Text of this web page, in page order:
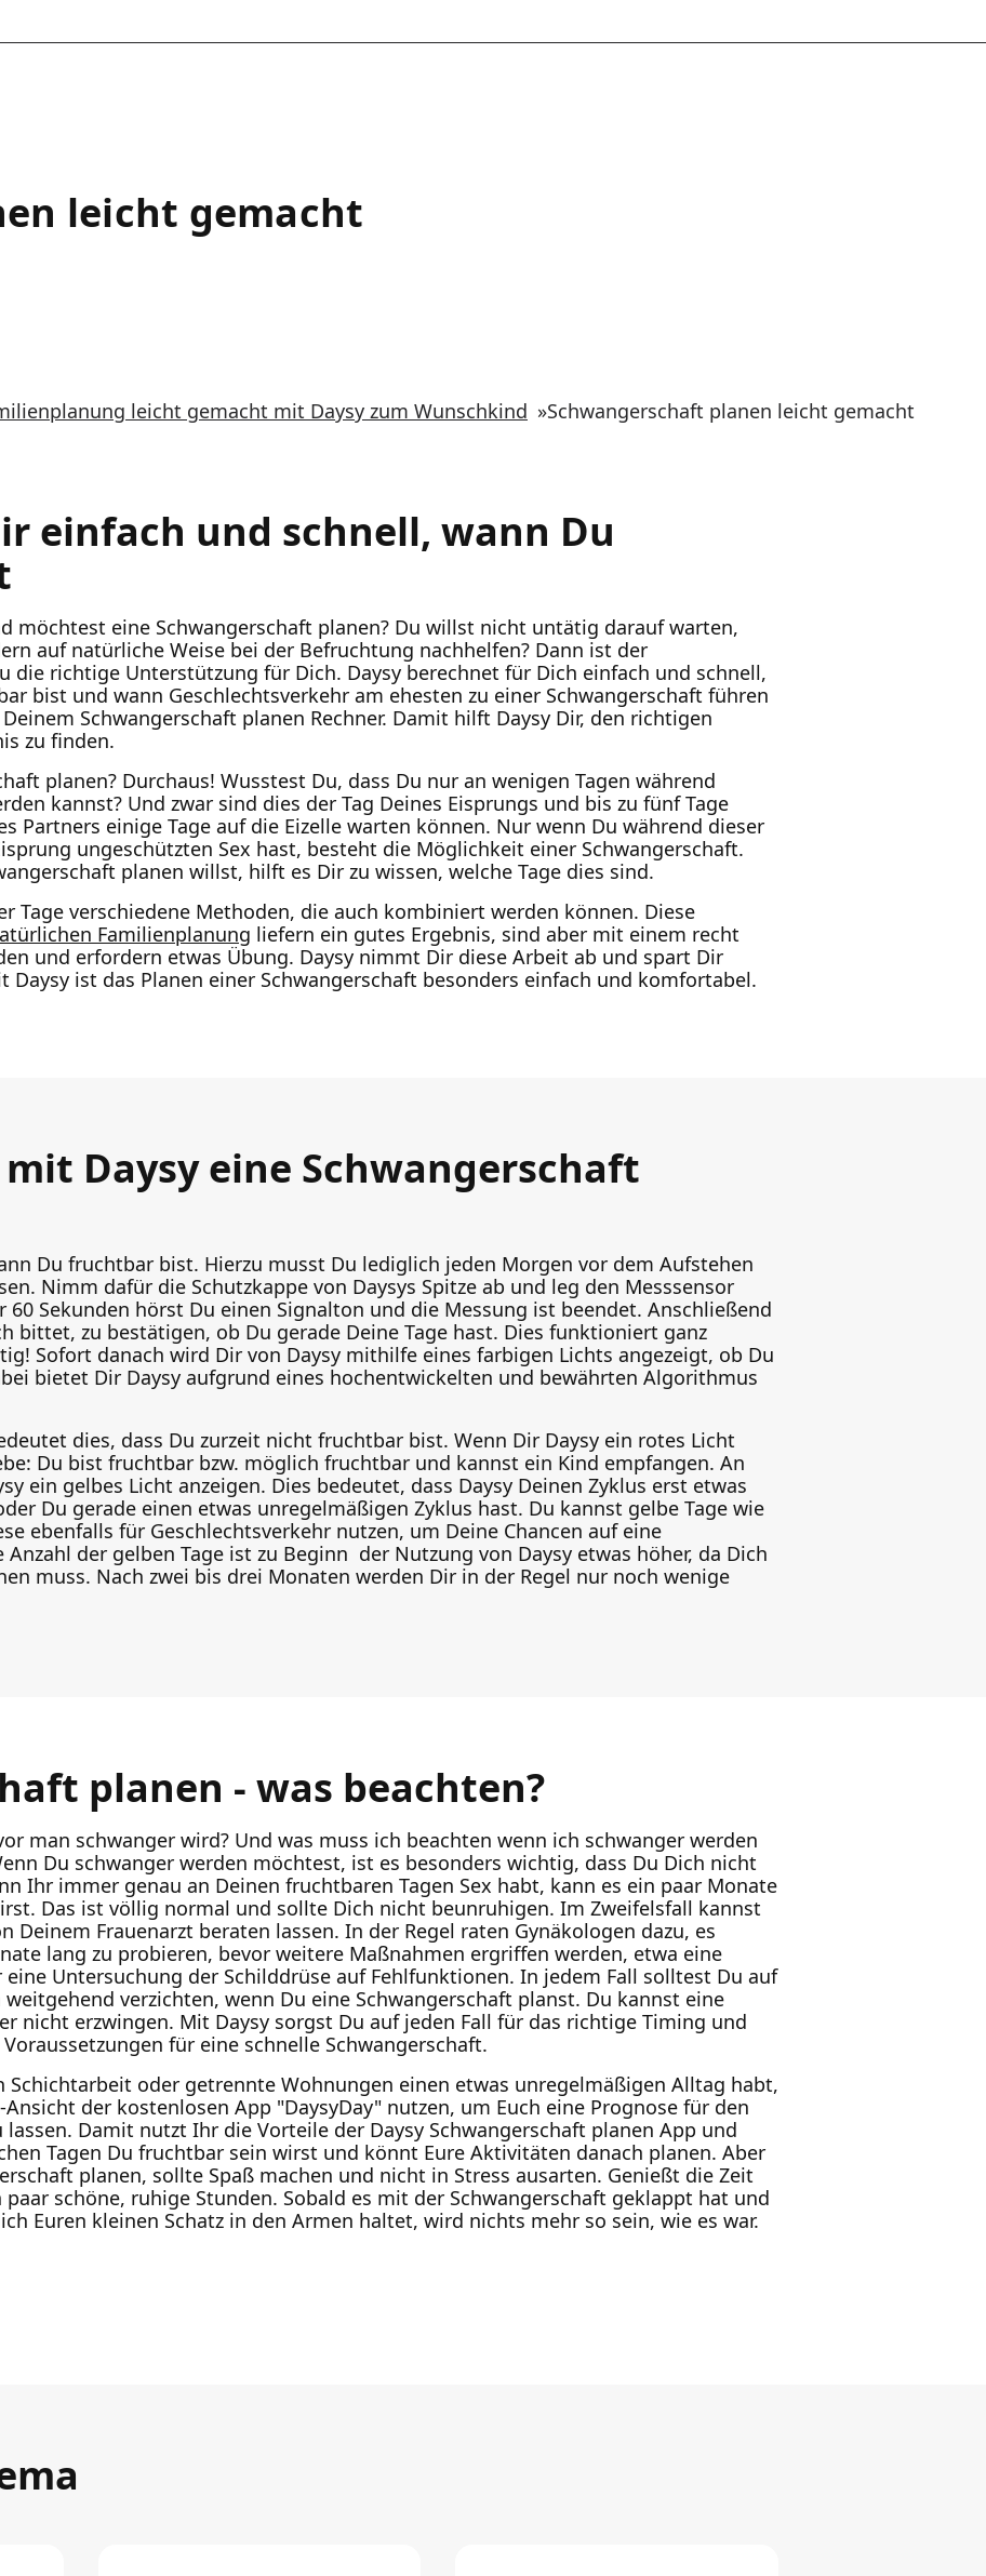
leicht gemacht
leicht gemacht mit Daysy zum Wunschkind »Schwangerschaft planen leicht gemacht
einfach und schnell, wann Du
möchtest eine Schwangerschaft planen? Du willst nicht untätig darauf warten,
auf natürliche Weise bei der Befruchtung nachhelfen? Dann ist der
die richtige Unterstützung für Dich. Daysy berechnet für Dich einfach und schnell,
bist und wann Geschlechtsverkehr am ehesten zu einer Schwangerschaft führen
Schwangerschaft planen Rechner. Damit hilft Daysy Dir, den richtigen
zu finden.
planen? Durchaus! Wusstest Du, dass Du nur an wenigen Tagen während
kannst? Und zwar sind dies der Tag Deines Eisprungs und bis zu fünf Tage
Partners einige Tage auf die Eizelle warten können. Nur wenn Du während dieser
ungeschützten Sex hast, besteht die Möglichkeit einer Schwangerschaft.
planen willst, hilft es Dir zu wissen, welche Tage dies sind.
Tage verschiedene Methoden, die auch kombiniert werden können. Diese
Familienplanung liefern ein gutes Ergebnis, sind aber mit einem recht
und erfordern etwas Übung. Daysy nimmt Dir diese Arbeit ab und spart Dir
Daysy ist das Planen einer Schwangerschaft besonders einfach und komfortabel.
Daysy eine Schwangerschaft
Du fruchtbar bist. Hierzu musst Du lediglich jeden Morgen vor dem Aufstehen
Nimm dafür die Schutzkappe von Daysys Spitze ab und leg den Messsensor
60 Sekunden hörst Du einen Signalton und die Messung ist beendet. Anschließend
bittet, zu bestätigen, ob Du gerade Deine Tage hast. Dies funktioniert ganz
Sofort danach wird Dir von Daysy mithilfe eines farbigen Lichts angezeigt, ob Du
bietet Dir Daysy aufgrund eines hochentwickelten und bewährten Algorithmus
dies, dass Du zurzeit nicht fruchtbar bist. Wenn Dir Daysy ein rotes Licht
Du bist fruchtbar bzw. möglich fruchtbar und kannst ein Kind empfangen. An
ein gelbes Licht anzeigen. Dies bedeutet, dass Daysy Deinen Zyklus erst etwas
Du gerade einen etwas unregelmäßigen Zyklus hast. Du kannst gelbe Tage wie
ebenfalls für Geschlechtsverkehr nutzen, um Deine Chancen auf eine
der gelben Tage ist zu Beginn der Nutzung von Daysy etwas höher, da Dich
muss. Nach zwei bis drei Monaten werden Dir in der Regel nur noch wenige
planen - was beachten?
man schwanger wird? Und was muss ich beachten wenn ich schwanger werden
Du schwanger werden möchtest, ist es besonders wichtig, dass Du Dich nicht
Ihr immer genau an Deinen fruchtbaren Tagen Sex habt, kann es ein paar Monate
Das ist völlig normal und sollte Dich nicht beunruhigen. Im Zweifelsfall kannst
Deinem Frauenarzt beraten lassen. In der Regel raten Gynäkologen dazu, es
lang zu probieren, bevor weitere Maßnahmen ergriffen werden, etwa eine
eine Untersuchung der Schilddrüse auf Fehlfunktionen. In jedem Fall solltest Du auf
verzichten, wenn Du eine Schwangerschaft planst. Du kannst eine
nicht erzwingen. Mit Daysy sorgst Du auf jeden Fall für das richtige Timing und
für eine schnelle Schwangerschaft.
Schichtarbeit oder getrennte Wohnungen einen etwas unregelmäßigen Alltag habt,
der kostenlosen App "DaysyDay" nutzen, um Euch eine Prognose für den
Damit nutzt Ihr die Vorteile der Daysy Schwangerschaft planen App und
Tagen Du fruchtbar sein wirst und könnt Eure Aktivitäten danach planen. Aber
planen, sollte Spaß machen und nicht in Stress ausarten. Genießt die Zeit
schöne, ruhige Stunden. Sobald es mit der Schwangerschaft geklappt hat und
Euren kleinen Schatz in den Armen haltet, wird nichts mehr so sein, wie es war.